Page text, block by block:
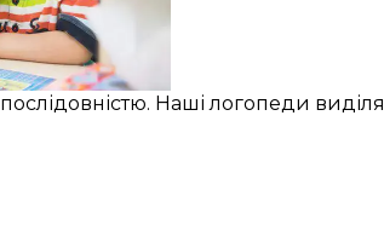
послідовністю. Нашілогопеди